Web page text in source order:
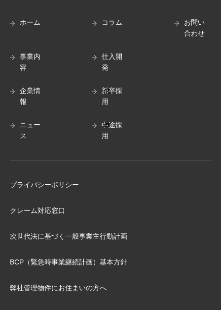
ホーム
事業内
容
企業情
報
ニュー
ス
コラム
仕入開
発
新卒採
用
中途採
用
お問い
合わせ
プライバシーポリシー
クレーム対応窓口
次世代法に基づく⼀般事業主⾏動計画
BCP（緊急時事業継続計画）基本⽅針
弊社管理物件にお住まいの⽅へ